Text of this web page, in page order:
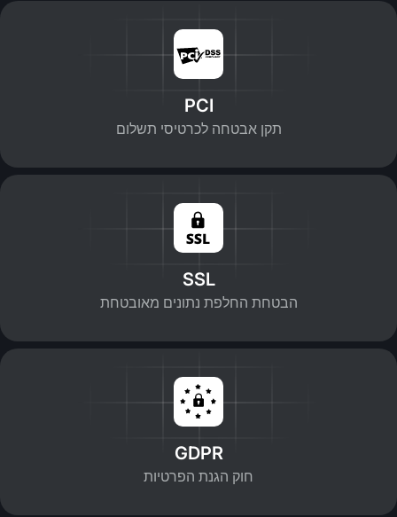
PCI
תקן אבטחה לכרטיסי תשלום
SSL
הבטחת החלפת נתונים מאובטחת
GDPR
חוק הגנת הפרטיות